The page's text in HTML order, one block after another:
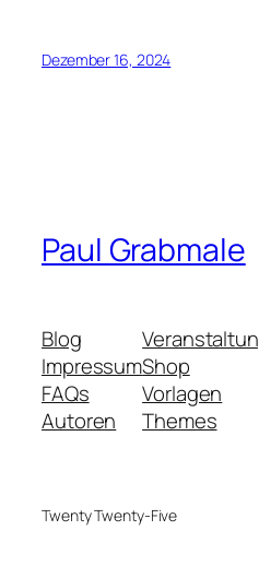
Dezember 16, 2024
Paul Grabmale
Blog
Impressum
FAQs
Autoren
Shop
Vorlagen
Themes
Twenty Twenty-Five